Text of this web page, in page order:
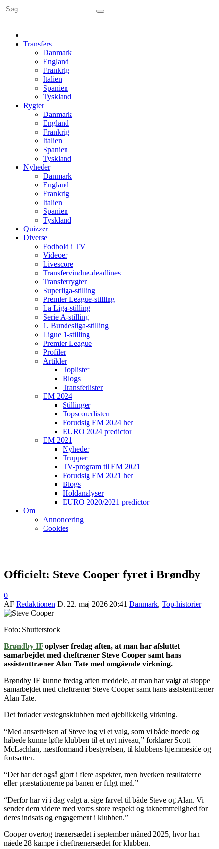
Transfers
Danmark
England
Frankrig
Italien
Spanien
Tyskland
Rygter
Danmark
England
Frankrig
Italien
Spanien
Tyskland
Nyheder
Danmark
England
Frankrig
Italien
Spanien
Tyskland
Quizzer
Diverse
Fodbold i TV
Videoer
Livescore
Transfervindue-deadlines
Transferrygter
Superliga-stilling
Premier League-stilling
La Liga-stilling
Serie A-stilling
1. Bundesliga-stilling
Ligue 1-stilling
Premier League
Profiler
Artikler
Toplister
Blogs
Transferlister
EM 2024
Stillinger
Topscorerlisten
Forudsig EM 2024 her
EURO 2024 predictor
EM 2021
Nyheder
Trupper
TV-program til EM 2021
Forudsig EM 2021 her
Blogs
Holdanalyser
EURO 2020/2021 predictor
Om
Annoncering
Cookies
Officielt: Steve Cooper fyret i Brøndby
0
AF Redaktionen D. 22. maj 2026 20:41 Danmark, Top-historier
Foto: Shutterstock
Brøndby IF oplyser fredag aften, at man har afsluttet
samarbejdet med cheftræner Steve Cooper samt hans
assistenttræner Alan Tate med omgående virkning.
Brøndby IF kunne fredag aften meddele, at man har valgt at stoppe
samarbejdet med cheftræner Steve Cooper samt hans assistenttræner
Alan Tate.
Det forlader vestegnsklubben med øjeblikkelig virkning.
“Med ansættelsen af Steve tog vi et valg, som vi både troede og
håbede kunne løfte klubben til et nyt niveau,” forklarer Scott
McLachlan, næstformand i bestyrelsen, til klubbens hjemmeside og
fortsætter:
“Det har det også gjort i flere aspekter, men hverken resultaterne
eller præstationerne på banen er fulgt med.”
“Derfor har vi i dag valgt at sige farvel til både Steve og Alan. Vi
sender dem videre med vores store respekt og taknemmelighed for
deres indsats og engagement i klubben.”
Cooper overtog trænersædet i september måned 2025, hvor han
nåede 28 kampe i cheftrænersædet for klubben.